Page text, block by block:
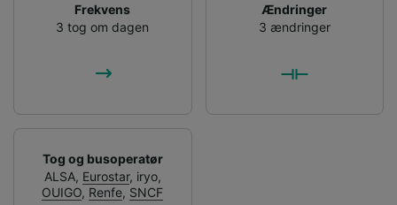
Frekvens
3 tog om dagen
Ændringer
3 ændringer
Tog og busoperatør
ALSA, Eurostar, iryo,
OUIGO, Renfe, SNCF